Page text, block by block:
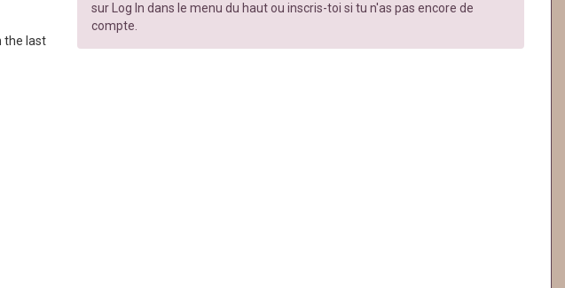
the last
sur Log In dans le menu du haut ou inscris-toi si tu n'as pas encore de
compte.